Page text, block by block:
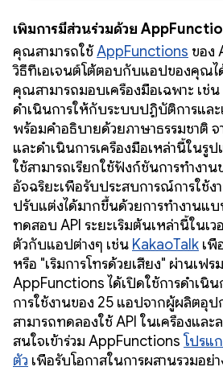
เพิ่มการมีส่วนร่วมด้วย
คุณสามารถใช้AppFunctions ของ
วิธีที่เอเจนต์โต้ตอบกับแอปของคุณไ
คุณสามารถมอบเครื่องมือเฉพาะ เช่
ดำเนินการให้กับระบบปฏิบัติการและ
พร้อมคำอธิบายด้วยภาษาธรรมชาติ
และดำเนินการเครื่องมือเหล่านี้ในรู
ใช้สามารถเรียกใช้ฟังก์ชันการทำงา
อัจฉริยะเพื่อรับประสบการณ์การใช้
ปรับแต่งได้มากขึ้นด้วยการทำงานแบ
ทดสอบ API ระยะเริ่มต้นเหล่านี้ในเ
ตัวกับแอปต่างๆ เช่น KakaoTalk เพื่
หรือ "เริ่มการโทรด้วยเสียง" ผ่านเฟร
AppFunctions ได้เปิดใช้การดำเนิ
การใช้งานของ 25 แอปจากผู้ผลิตอุ
สามารถทดลองใช้ API ในเครื่องแล
สนใจเข้าร่วม AppFunctions โปรแ
ตัว เพื่อรับโอกาสในการผสานรวมอย่